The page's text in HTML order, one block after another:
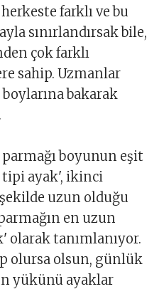
farklı ve bu
sınırlandırsak bile,
çok farklı
sahip. Uzmanlar
bakarak
boyunun eşit
tipi ayak', ikinci
uzun olduğu
en uzun
olarak tanımlanıyor.
olursa olsun, günlük
yükünü ayaklar